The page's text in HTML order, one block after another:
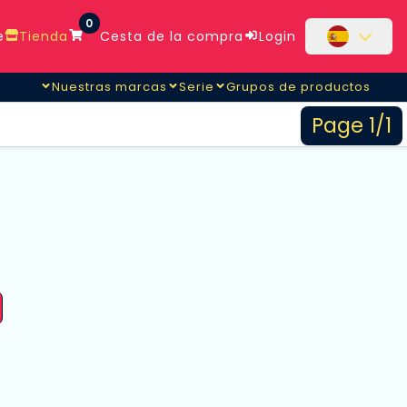
Tienda
0
Cesta de la compra Login
Nuestras marcas Serie Grupos de productos
Page 1/1